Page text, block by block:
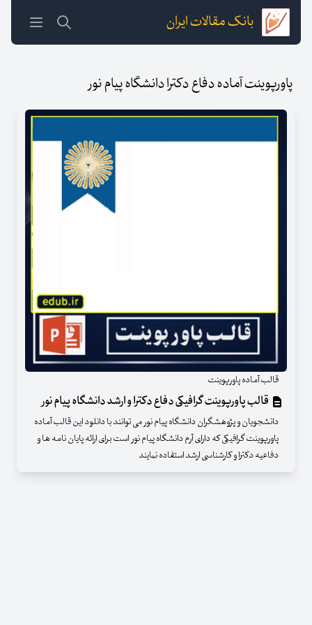
بانک مقالات ایران
پاورپوینت آماده دفاع دکترا دانشگاه پیام نور
قالب آماده پاورپوینت
قالب پاورپوینت گرافیکی دفاع دکترا و ارشد دانشگاه پیام نور
دانشجویان و پژوهشگران دانشگاه پیام نور می توانند با دانلود این قالب آماده
پاورپوینت گرافیکی که دارای آرم دانشگاه پیام نور است برای ارائه پایان نامه ها و
دفاعیه دکترا و کارشناسی ارشد استفاده نمایند